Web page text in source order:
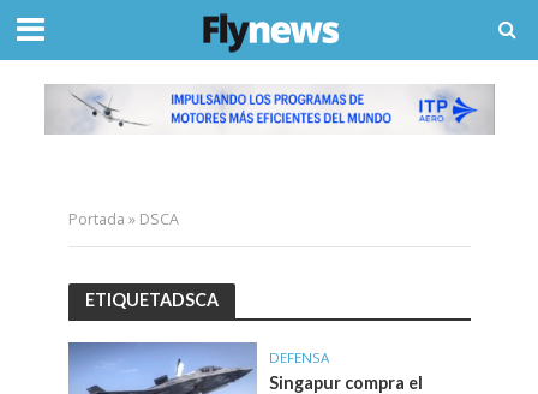
Portada » DSCA
ETIQUETADSCA
DEFENSA
Singapur compra el